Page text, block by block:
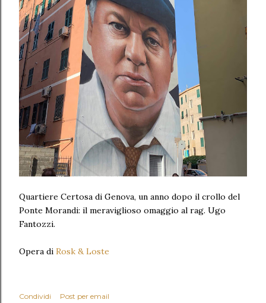
Quartiere Certosa di Genova, un anno dopo il crollo del
Ponte Morandi: il meraviglioso omaggio al rag. Ugo
Fantozzi.
Opera di Rosk & Loste
Condividi
Post per email